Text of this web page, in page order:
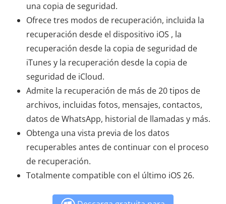
una copia de seguridad.
Ofrece tres modos de recuperación, incluida la
recuperación desde el dispositivo iOS , la
recuperación desde la copia de seguridad de
iTunes y la recuperación desde la copia de
seguridad de iCloud.
Admite la recuperación de más de 20 tipos de
archivos, incluidas fotos, mensajes, contactos,
datos de WhatsApp, historial de llamadas y más.
Obtenga una vista previa de los datos
recuperables antes de continuar con el proceso
de recuperación.
Totalmente compatible con el último iOS 26.